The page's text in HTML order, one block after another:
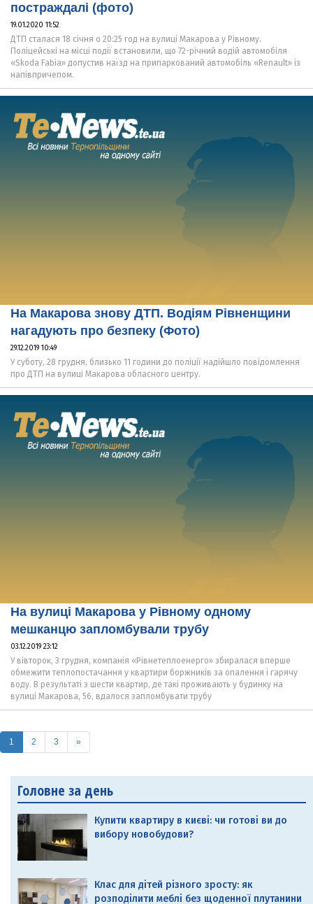
постраждалі (фото)
19.01.2020 11:52
ДТП сталася 18 січня о 20:25 год на вулиці Макарова у Рівному.
Поліцейські на місці події встановили, що 72-річний водій автомобіля
«Skoda Fabia» допустив наїзд на припаркований автомобіль «Renault» із
напівпричепом.
На Макарова знову ДТП. Водіям Рівненщини
нагадують про безпеку (Фото)
29.12.2019 10:49
У суботу, 28 грудня, близько 11 години до поліції надійшло повідомлення
про ДТП на вулиці Макарова обласного центру.
На вулиці Макарова у Рівному одному
мешканцю запломбували трубу
03.12.2019 23:12
У вівторок, 3 грудня, компанія «Рівнетеплоенерго» збиралася вперше
обмежити теплопостачання у квартири боржників за опалення і гарячу
воду. В результаті з шести квартир, де такі проживають у будинку на
вулиці Макарова, 56, вдалося запломбувати трубу
1 (current)
2 3 »
Головне за день
Купити квартиру в києві: чи готові ви до
вибору новобудови?
Клас для дітей різного зросту: як
розподілити меблі без щоденної плутанини